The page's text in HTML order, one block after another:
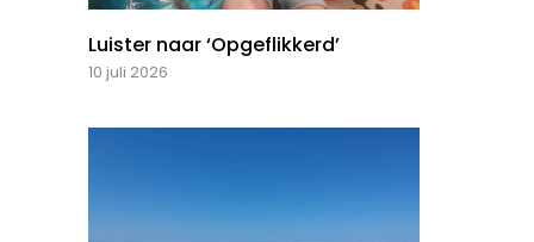
Luister naar ‘Opgeflikkerd’
10 juli 2026